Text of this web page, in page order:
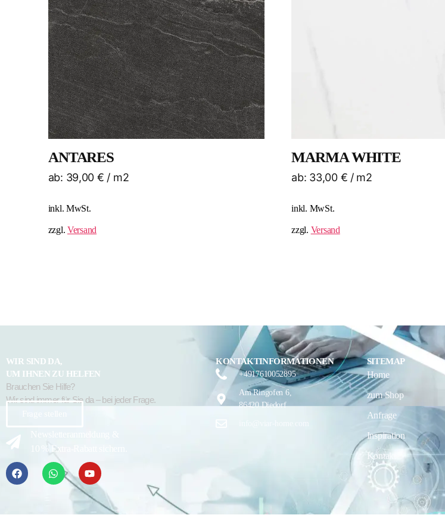
ANTARES
ab: 39,00 € / m2
inkl. MwSt.
zzgl.Versand
MARMA WHITE
ab: 33,00 € / m2
inkl. MwSt.
zzgl. Versand
WIR SIND DA,
UM IHNEN ZU HELFEN
Brauchen Sie Hilfe?
Wir sind immer für Sie da – bei jeder Frage.
10 % Extra-Rabatt sichern.
KONTAKTINFORMATIONEN
+4917610052895
Am Ringofen 6,
86420 Diedorf
SITEMAP
Home
zum Shop
Anfrage
Inspiration
Kontakt